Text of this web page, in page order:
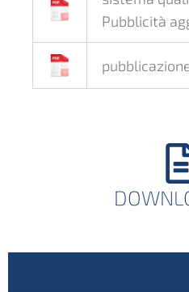
Pubblicità